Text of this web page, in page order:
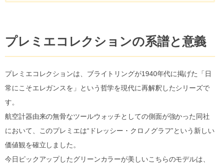
プレミエコレクションの系譜と意義
プレミエコレクションは、ブライトリングが1940年代に掲げた「日
常にこそエレガンスを」という哲学を現代に再解釈したシリーズで
す。
航空計器由来の無骨なツールウォッチとしての側面が強かった同社
において、このプレミエは“ドレッシー・クロノグラフ”という新しい
価値観を確立しました。
今日ピックアップしたグリーンカラーが美しいこちらのモデルは、